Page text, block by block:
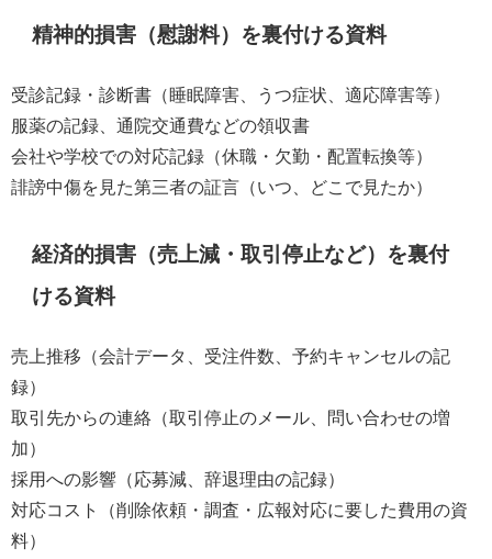
精神的損害（慰謝料）を裏付ける資料
受診記録・診断書（睡眠障害、うつ症状、適応障害等）
服薬の記録、通院交通費などの領収書
会社や学校での対応記録（休職・欠勤・配置転換等）
誹謗中傷を見た第三者の証言（いつ、どこで見たか）
経済的損害（売上減・取引停止など）を裏付
ける資料
売上推移（会計データ、受注件数、予約キャンセルの記
録）
取引先からの連絡（取引停止のメール、問い合わせの増
加）
採用への影響（応募減、辞退理由の記録）
対応コスト（削除依頼・調査・広報対応に要した費用の資
料）